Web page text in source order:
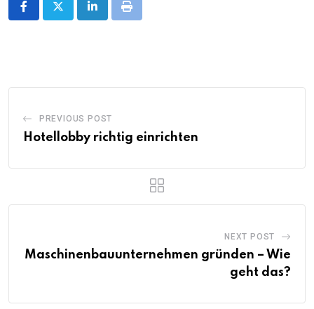
LinkedInPrint
PREVIOUS POST
Hotellobby richtig einrichten
NEXT POST
Maschinenbauunternehmen gründen – Wie
geht das?